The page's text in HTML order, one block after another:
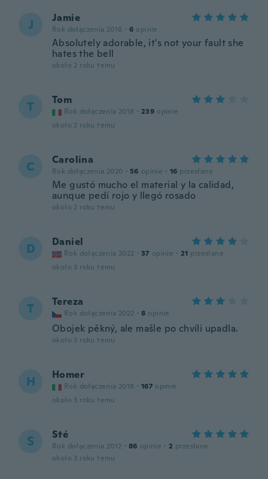
J Jamie
Rok dołączenia 2018 · 6 opinie
Absolutely adorable, it's not your fault she
hates the bell
około 2 roku temu
T Tom
Rok dołączenia 2018 · 239 opinie
około 2 roku temu
C Carolina
Rok dołączenia 2020 · 56 opinie · 16 przesłane
Me gustó mucho el material y la calidad,
aunque pedí rojo y llegó rosado
około 2 roku temu
D Daniel
Rok dołączenia 2022 · 37 opinie · 21 przesłane
około 3 roku temu
T Tereza
Rok dołączenia 2022 · 8 opinie
Obojek pěkný, ale mašle po chvíli upadla.
około 3 roku temu
H Homer
Rok dołączenia 2018 · 167 opinie
około 3 roku temu
S Sté
Rok dołączenia 2012 · 86 opinie · 2 przesłane
około 3 roku temu